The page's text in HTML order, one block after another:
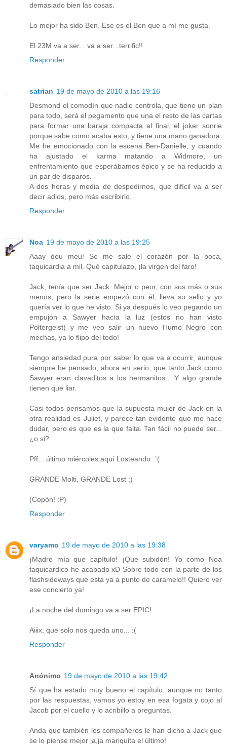
demasiado bien las cosas.
Lo mejor ha sido Ben. Ese es el Ben que a mí me gusta.
El 23M va a ser... va a ser ..terrific!!
Responder
satrian 19 de mayo de 2010 a las 19:16
Desmond el comodín que nadie controla, que tiene un plan
para todo, será el pegamento que una el resto de las cartas
para formar una baraja compacta al final, el joker sonrie
porque sabe como acaba esto, y tiene una mano ganadora.
Me he emocionado con la escena Ben-Danielle, y cuando
ha ajustado el karma matando a Widmore, un
enfrentamiento que esperábamos épico y se ha reducido a
un par de disparos.
A dos horas y media de despedirnos, que difícil va a ser
decir adios, pero más escribirlo.
Responder
Noa 19 de mayo de 2010 a las 19:25
Aaay deu meu! Se me sale el corazón por la boca,
taquicardia a mil. Qué capitulazo, ¡la virgen del faro!
Jack, tenía que ser Jack. Mejor o peor, con sus más o sus
menos, pero la serie empezó con él, lleva su sello y yo
quería ver lo que he visto. Si ya después lo veo pegando un
empujón a Sawyer hacía la luz (estos no han visto
Poltergeist) y me veo salir un nuevo Humo Negro con
mechas, ya lo flipo del todo!
Tengo ansiedad pura por saber lo que va a ocurrir, aunque
siempre he pensado, ahora en serio, que tanto Jack como
Sawyer eran clavaditos a los hermanitos... Y algo grande
tienen que liar.
Casi todos pensamos que la supuesta mujer de Jack en la
otra realidad es Juliet, y parece tan evidente que me hace
dudar, pero es que es la que falta. Tan fácil no puede ser...
¿o si?
Pff... último miércoles aquí Losteando :´(
GRANDE Molti, GRANDE Lost ;)
(Copón! :P)
Responder
varyamo 19 de mayo de 2010 a las 19:38
¡Madre mía que capítulo! ¡Que subidón! Yo como Noa
taquicardico he acabado xD Sobre todo con la parte de los
flashsideways que esta ya a punto de caramelo!! Quiero ver
ese concierto ya!
¡La noche del domingo va a ser EPIC!
Aiiix, que solo nos queda uno... :(
Responder
Anónimo 19 de mayo de 2010 a las 19:42
Sí que ha estado muy bueno el capítulo, aunque no tanto
por las respuestas, vamos yo estoy en esa fogata y cojo al
Jacob por el cuello y lo acribillo a preguntas.
Anda que también los compañeros le han dicho a Jack que
se lo piense mejor ja,ja mariquita el último!